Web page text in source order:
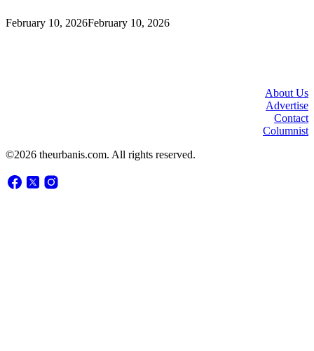
February 10, 2026February 10, 2026
About Us
Advertise
Contact
Columnist
©2026 theurbanis.com. All rights reserved.